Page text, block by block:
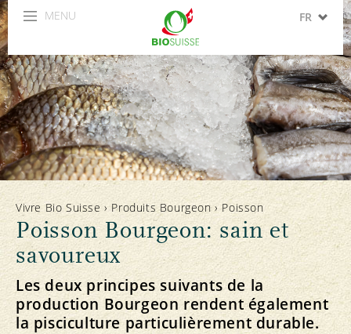
MENU FR
IT
EN
ES
Vivre Bio Suisse › Produits Bourgeon› Poisson
Poisson Bourgeon: sain et
savoureux
Les deux principes suivants de la
production Bourgeon rendent également
la pisciculture particulièrement durable.